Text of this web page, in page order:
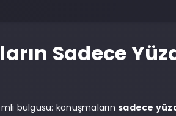
Sadece
bulgusu: konuşmaların sadece